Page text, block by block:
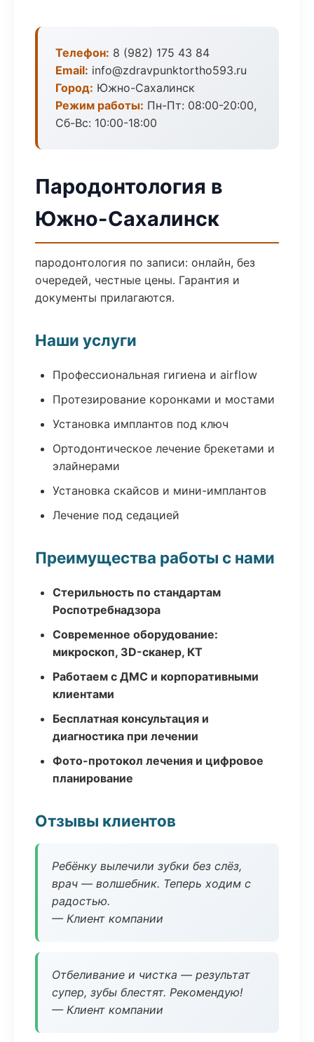
Телефон: 8 (982) 175 43 84
Email: info@zdravpunktortho593.ru
Город: Южно-Сахалинск
Режим работы: Пн-Пт: 08:00-20:00,
Сб-Вс: 10:00-18:00
Пародонтология в
Южно-Сахалинск
пародонтология по записи: онлайн, без
очередей, честные цены. Гарантия и
документы прилагаются.
Наши услуги
Профессиональная гигиена и airflow
Протезирование коронками и мостами
Установка имплантов под ключ
Ортодонтическое лечение брекетами и
элайнерами
Установка скайсов и мини-имплантов
Лечение под седацией
Преимущества работы с нами
Стерильность по стандартам
Роспотребнадзора
Современное оборудование:
микроскоп, 3D-сканер, КТ
Работаем с ДМС и корпоративными
клиентами
Бесплатная консультация и
диагностика при лечении
Фото-протокол лечения и цифровое
планирование
Отзывы клиентов
Ребёнку вылечили зубки без слёз,
врач — волшебник. Теперь ходим с
радостью.
— Клиент компании
Отбеливание и чистка — результат
супер, зубы блестят. Рекомендую!
— Клиент компании